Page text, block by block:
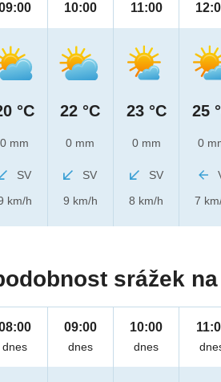
°C
0 mm
SV
km/h
10:00
22 °C
0 mm
SV
9 km/h
11:00
23 °C
0 mm
SV
8 km/h
25
0
7
srážek
dnes
09:00
dnes
10:00
dnes